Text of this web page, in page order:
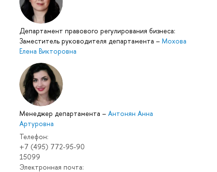
Департамент правового регулирования бизнеса:
Заместитель руководителя департамента – Мохова
Елена Викторовна
Менеджер департамента – Антонян Анна
Артуровна
Телефон:
+7 (495) 772-95-90
15099
Электронная почта: